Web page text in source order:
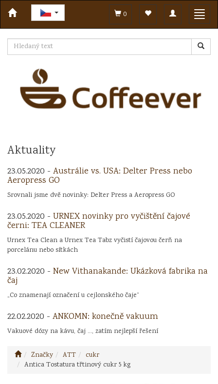
Toggle
navigation
0
Aktuality
23.05.2020 - Austrálie vs. USA: Delter Press nebo
Aeropress GO
Srovnali jsme dvě novinky: Delter Press a Aeropress GO
23.05.2020 - URNEX novinky pro vyčištění čajové
černi: TEA CLEANER
Urnex Tea Clean a Urnex Tea Tabz vyčistí čajovou čerň na
porcelánu nebo sítkách
23.02.2020 - New Vithanakande: Ukázková fabrika na
čaj
„Co znamenají označení u cejlonského čaje“
22.02.2020 - ANKOMN: konečně vakuum
Vakuové dózy na kávu, čaj ..., zatím nejlepší řešení
Značky ATT
cukr
Antica Tostatura třtinový cukr 5 kg